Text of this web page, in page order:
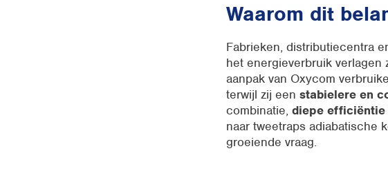
Waarom dit
Fabrieken, distributiecentra
het energieverbruik
aanpak van Oxycom
terwijl zij een stabielere en
combinatie, diepe efficiëntie
naar tweetraps adiabatische
groeiende vraag.